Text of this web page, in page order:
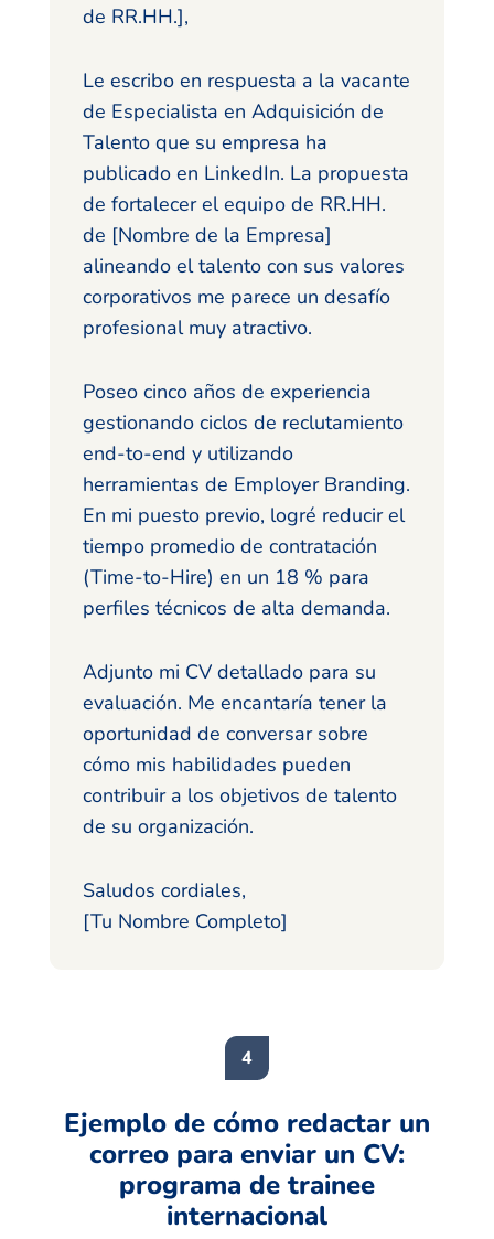
de RR.HH.],
Le escribo en respuesta a la vacante
de Especialista en Adquisición de
Talento que su empresa ha
publicado en LinkedIn. La propuesta
de fortalecer el equipo de RR.HH.
de [Nombre de la Empresa]
alineando el talento con sus valores
corporativos me parece un desafío
profesional muy atractivo.
Poseo cinco años de experiencia
gestionando ciclos de reclutamiento
end-to-end y utilizando
herramientas de Employer Branding.
En mi puesto previo, logré reducir el
tiempo promedio de contratación
(Time-to-Hire) en un 18 % para
perfiles técnicos de alta demanda.
Adjunto mi CV detallado para su
evaluación. Me encantaría tener la
oportunidad de conversar sobre
cómo mis habilidades pueden
contribuir a los objetivos de talento
de su organización.
Saludos cordiales,
[Tu Nombre Completo]
Ejemplo de cómo redactar un
correo para enviar un CV:
programa de trainee
internacional